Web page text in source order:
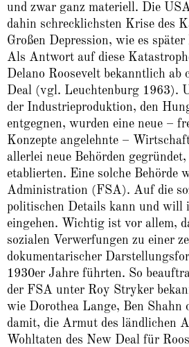
und zwar ganz materiell. Die
dahin schrecklichsten Krise des
Großen Depression, wie es
Als Antwort auf diese
Delano Roosevelt bekanntlich ab
Deal (vgl. Leuchtenburg 1963).
der Industrieproduktion, den
entgegnen, wurden eine neue –
Konzepte angelehnte –
allerlei neue Behörden
etablierten. Eine solche Behörde
Administration (FSA). Auf die
politischen Details kann und will
eingehen. Wichtig ist vor allem,
sozialen Verwerfungen zu einer
dokumentarischer
1930er Jahre führten. So
der FSA unter Roy Stryker
wie Dorothea Lange, Ben Shahn
damit, die Armut des ländlichen
Wohltaten des New Deal für